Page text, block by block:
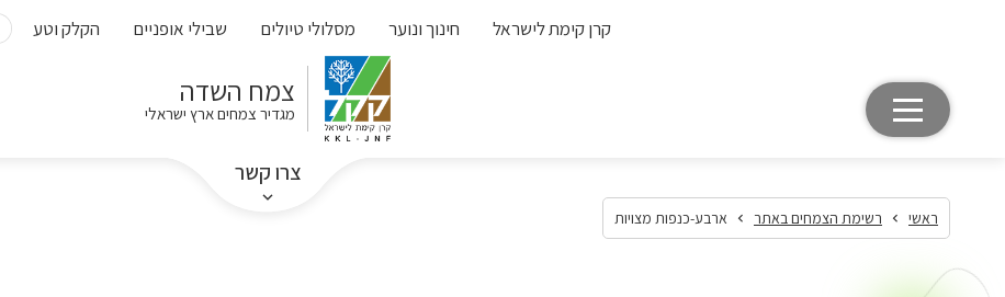
קרן קימת לישראל חינוך ונוער מסלולי טיולים שבילי אופניים הקלק וטע
צמח השדה
מגדיר צמחים ארץ ישראלי
צרו קשר
ראשי רשימת הצמחים באתר ארבע-כנפות מצויות